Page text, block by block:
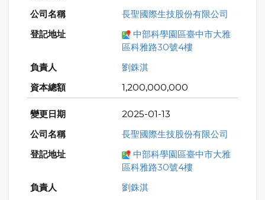
長聖國際生技股份有限公司
中部科學園區臺中市大雅
區科雅路30號4樓
劉銖淇
1,200,000,000
2025-01-13
長聖國際生技股份有限公司
中部科學園區臺中市大雅
區科雅路30號4樓
劉銖淇